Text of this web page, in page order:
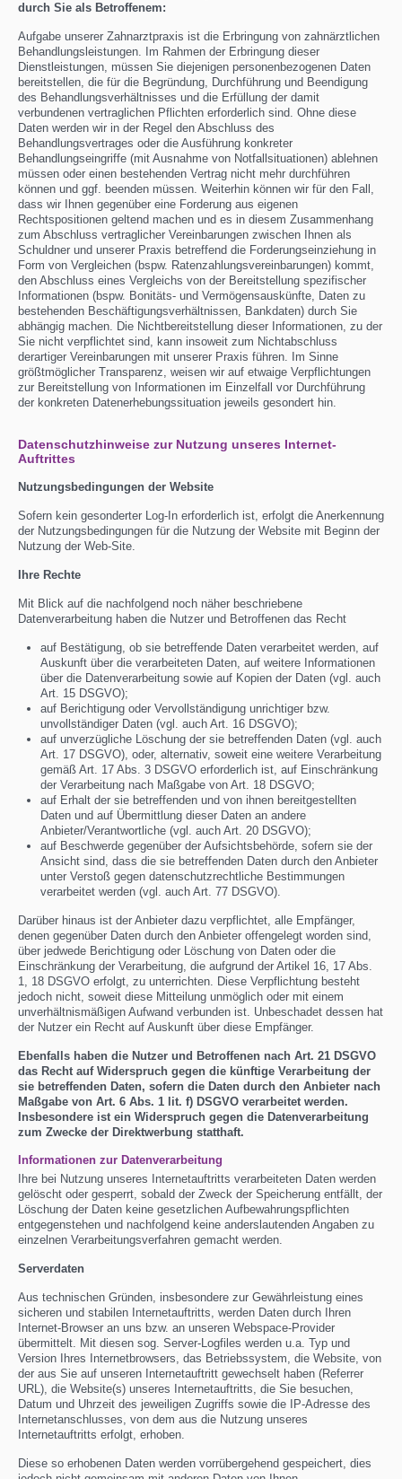
durch Sie als Betroffenem:
Aufgabe unserer Zahnarztpraxis ist die Erbringung von zahnärztlichen
Behandlungsleistungen. Im Rahmen der Erbringung dieser
Dienstleistungen, müssen Sie diejenigen personenbezogenen Daten
bereitstellen, die für die Begründung, Durchführung und Beendigung
des Behandlungsverhältnisses und die Erfüllung der damit
verbundenen vertraglichen Pflichten erforderlich sind. Ohne diese
Daten werden wir in der Regel den Abschluss des
Behandlungsvertrages oder die Ausführung konkreter
Behandlungseingriffe (mit Ausnahme von Notfallsituationen) ablehnen
müssen oder einen bestehenden Vertrag nicht mehr durchführen
können und ggf. beenden müssen. Weiterhin können wir für den Fall,
dass wir Ihnen gegenüber eine Forderung aus eigenen
Rechtspositionen geltend machen und es in diesem Zusammenhang
zum Abschluss vertraglicher Vereinbarungen zwischen Ihnen als
Schuldner und unserer Praxis betreffend die Forderungseinziehung in
Form von Vergleichen (bspw. Ratenzahlungsvereinbarungen) kommt,
den Abschluss eines Vergleichs von der Bereitstellung spezifischer
Informationen (bspw. Bonitäts- und Vermögensauskünfte, Daten zu
bestehenden Beschäftigungsverhältnissen, Bankdaten) durch Sie
abhängig machen. Die Nichtbereitstellung dieser Informationen, zu der
Sie nicht verpflichtet sind, kann insoweit zum Nichtabschluss
derartiger Vereinbarungen mit unserer Praxis führen. Im Sinne
größtmöglicher Transparenz, weisen wir auf etwaige Verpflichtungen
zur Bereitstellung von Informationen im Einzelfall vor Durchführung
der konkreten Datenerhebungssituation jeweils gesondert hin.
Datenschutzhinweise zur Nutzung unseres Internet-
Auftrittes
Nutzungsbedingungen der Website
Sofern kein gesonderter Log-In erforderlich ist, erfolgt die Anerkennung
der Nutzungsbedingungen für die Nutzung der Website mit Beginn der
Nutzung der Web-Site.
Ihre Rechte
Mit Blick auf die nachfolgend noch näher beschriebene
Datenverarbeitung haben die Nutzer und Betroffenen das Recht
auf Bestätigung, ob sie betreffende Daten verarbeitet werden, auf
Auskunft über die verarbeiteten Daten, auf weitere Informationen
über die Datenverarbeitung sowie auf Kopien der Daten (vgl. auch
Art. 15 DSGVO);
auf Berichtigung oder Vervollständigung unrichtiger bzw.
unvollständiger Daten (vgl. auch Art. 16 DSGVO);
auf unverzügliche Löschung der sie betreffenden Daten (vgl. auch
Art. 17 DSGVO), oder, alternativ, soweit eine weitere Verarbeitung
gemäß Art. 17 Abs. 3 DSGVO erforderlich ist, auf Einschränkung
der Verarbeitung nach Maßgabe von Art. 18 DSGVO;
auf Erhalt der sie betreffenden und von ihnen bereitgestellten
Daten und auf Übermittlung dieser Daten an andere
Anbieter/Verantwortliche (vgl. auch Art. 20 DSGVO);
auf Beschwerde gegenüber der Aufsichtsbehörde, sofern sie der
Ansicht sind, dass die sie betreffenden Daten durch den Anbieter
unter Verstoß gegen datenschutzrechtliche Bestimmungen
verarbeitet werden (vgl. auch Art. 77 DSGVO).
Darüber hinaus ist der Anbieter dazu verpflichtet, alle Empfänger,
denen gegenüber Daten durch den Anbieter offengelegt worden sind,
über jedwede Berichtigung oder Löschung von Daten oder die
Einschränkung der Verarbeitung, die aufgrund der Artikel 16, 17 Abs.
1, 18 DSGVO erfolgt, zu unterrichten. Diese Verpflichtung besteht
jedoch nicht, soweit diese Mitteilung unmöglich oder mit einem
unverhältnismäßigen Aufwand verbunden ist. Unbeschadet dessen hat
der Nutzer ein Recht auf Auskunft über diese Empfänger.
Ebenfalls haben die Nutzer und Betroffenen nach Art. 21 DSGVO
das Recht auf Widerspruch gegen die künftige Verarbeitung der
sie betreffenden Daten, sofern die Daten durch den Anbieter nach
Maßgabe von Art. 6 Abs. 1 lit. f) DSGVO verarbeitet werden.
Insbesondere ist ein Widerspruch gegen die Datenverarbeitung
zum Zwecke der Direktwerbung statthaft.
Informationen zur Datenverarbeitung
Ihre bei Nutzung unseres Internetauftritts verarbeiteten Daten werden
gelöscht oder gesperrt, sobald der Zweck der Speicherung entfällt, der
Löschung der Daten keine gesetzlichen Aufbewahrungspflichten
entgegenstehen und nachfolgend keine anderslautenden Angaben zu
einzelnen Verarbeitungsverfahren gemacht werden.
Serverdaten
Aus technischen Gründen, insbesondere zur Gewährleistung eines
sicheren und stabilen Internetauftritts, werden Daten durch Ihren
Internet-Browser an uns bzw. an unseren Webspace-Provider
übermittelt. Mit diesen sog. Server-Logfiles werden u.a. Typ und
Version Ihres Internetbrowsers, das Betriebssystem, die Website, von
der aus Sie auf unseren Internetauftritt gewechselt haben (Referrer
URL), die Website(s) unseres Internetauftritts, die Sie besuchen,
Datum und Uhrzeit des jeweiligen Zugriffs sowie die IP-Adresse des
Internetanschlusses, von dem aus die Nutzung unseres
Internetauftritts erfolgt, erhoben.
Diese so erhobenen Daten werden vorrübergehend gespeichert, dies